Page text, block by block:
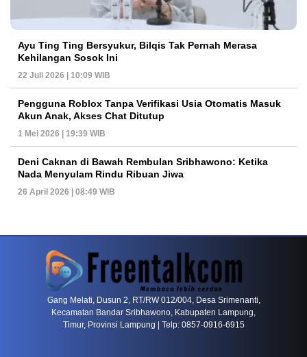
Ayu Ting Ting Bersyukur, Bilqis Tak Pernah Merasa
Kehilangan Sosok Ini
22 Juli 2026 | 10:09 WIB
Pengguna Roblox Tanpa Verifikasi Usia Otomatis Masuk
Akun Anak, Akses Chat Ditutup
1 Mei 2026 | 19:39 WIB
Deni Caknan di Bawah Rembulan Sribhawono: Ketika
Nada Menyulam Rindu Ribuan Jiwa
26 April 2026 | 08:49 WIB
PETIR800 LOGIN Tren Mobile Entertainment Terus Mendorong
Gang Melati, Dusun 2, RT/RW 012/004, Desa Srimenanti,
Kecamatan Bandar Sribhawono, Kabupaten Lampung,
Timur, Provinsi Lampung | Telp: 0857-0916-6915